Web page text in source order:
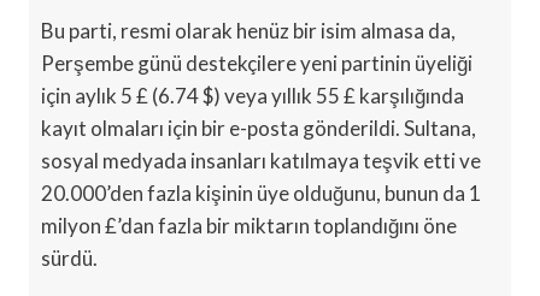
Bu parti, resmi olarak henüz bir isim almasa da,
Perşembe günü destekçilere yeni partinin üyeliği
için aylık 5 £ (6.74 $) veya yıllık 55 £ karşılığında
kayıt olmaları için bir e-posta gönderildi. Sultana,
sosyal medyada insanları katılmaya teşvik etti ve
20.000’den fazla kişinin üye olduğunu, bunun da 1
milyon £’dan fazla bir miktarın toplandığını öne
sürdü.